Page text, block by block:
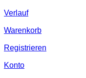
Verlauf
Warenkorb
Registrieren
Konto